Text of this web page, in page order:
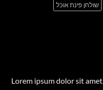
שולחן פינת אוכל
Lorem ipsum dolor sit